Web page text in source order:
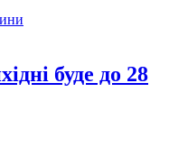
буде до 28